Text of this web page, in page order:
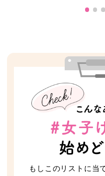
もしこのリストに当